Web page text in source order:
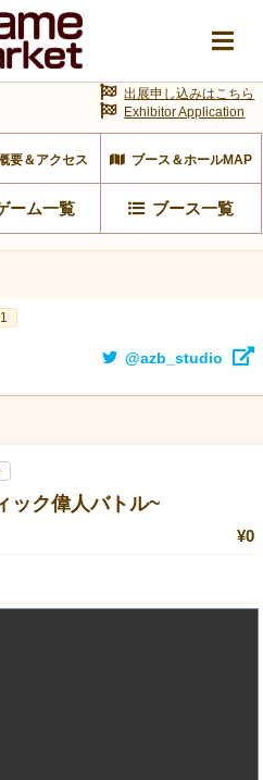
要＆アクセス ブース＆ホールMAP
ーム一覧 ブース一覧
出展申し込みはこちら
Exhibitor Application
@azb_studio
ック偉人バトル~
¥0